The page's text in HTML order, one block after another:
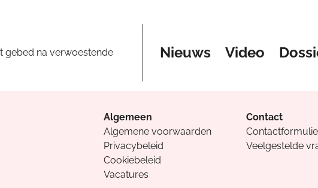
gebed na verwoestende
Nieuws Video
Algemeen
Algemene voorwaarden
Privacybeleid
Cookiebeleid
Vacatures
Contact
Veelgestelde